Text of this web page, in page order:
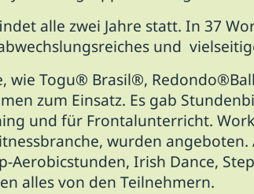
alle zwei Jahre statt. In 37
und
wie Togu® Brasil®,
zum Einsatz. Es gab
und für Frontalunterricht.
wurden
Aerobicstunden, Irish Dance,
alles von den Teilnehmern.